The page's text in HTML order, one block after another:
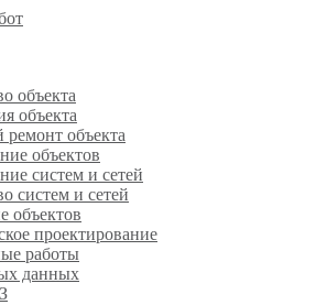
объекта
объекта
объекта
объектов
систем и сетей
систем и сетей
объектов
проектирование
работы
данных